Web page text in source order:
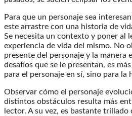
Para que un personaje sea
este arrastre con una historia de
Se necesita un contexto y poner al
experiencia de vida del mismo. No
presente del personaje y la manera
desafíos que se le presentan, es
para el personaje en sí, sino para
Observar cómo el personaje
distintos obstáculos resulta más
lector. A su vez, es bastante